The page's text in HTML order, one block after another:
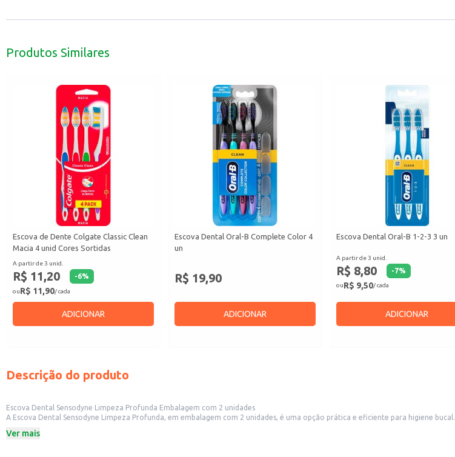
Produtos Similares
Escova de Dente Colgate Classic Clean
Macia 4 unid Cores Sortidas
A partir de 3 unid.
R$ 11,20 -6%
ouR$ 11,90/ cada
ADICIONAR
Escova Dental Oral-B Complete Color 4
un
R$ 19,90
ADICIONAR
Escova Dental Oral-B 1-2-3 3 un
A partir de 3 unid.
R$ 8,80 -7%
ouR$ 9,50/ cada
ADICIONAR
Descrição do produto
Escova Dental Sensodyne Limpeza Profunda Embalagem com 2 unidades
A Escova Dental Sensodyne Limpeza Profunda, em embalagem com 2 unidades, é uma opção prática e eficiente para higiene bucal. Ideal para revenda em farmácias, supermercados e outros estabelecimentos comerciais que atendem
Dicas de uso:
Ver mais